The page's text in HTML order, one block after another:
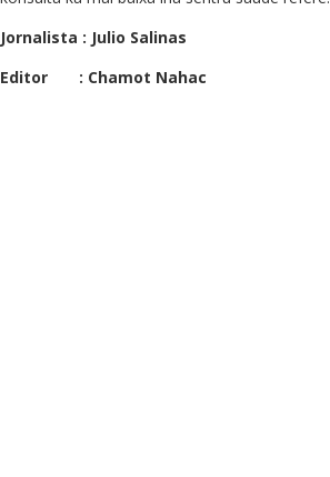
Jornalista : Julio Salinas
Editor
: Chamot Nahac